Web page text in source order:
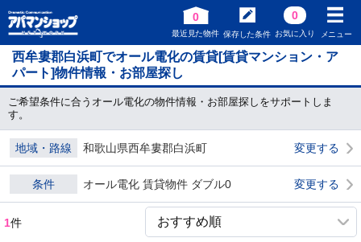
0
最近見た物件 保存した条件
0
お気に入り メニュー
西牟婁郡白浜町でオール電化の賃貸[賃貸マンション・ア
パート]物件情報・お部屋探し
ご希望条件に合うオール電化の物件情報・お部屋探しをサポートしま
す。
地域・路線 和歌山県西牟婁郡白浜町 変更する
条件 オール電化 賃貸物件 ダブル0 変更する
1件